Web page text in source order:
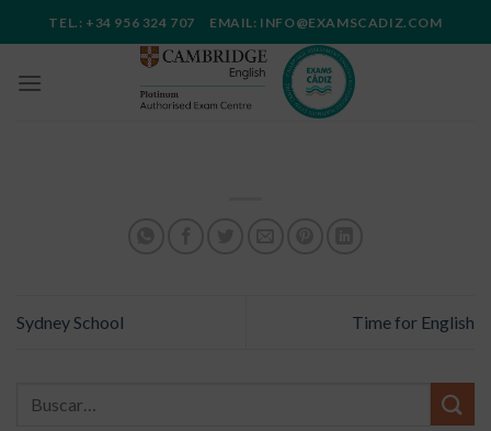
al
TEL.: +34 956 324 707 EMAIL: INFO@EXAMSCADIZ.COM
Sydney School Time for English